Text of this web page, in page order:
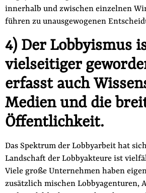
innerhalb und zwischen einzelnen
führen zu unausgewogenen
4) Der Lobbyismus
vielseitiger
erfasst auch
Medien und die
Öffentlichkeit.
Das Spektrum der Lobbyarbeit hat
Landschaft der Lobbyakteure ist
Viele große Unterneh­men haben
zusätzlich mischen Lobbyagentu­ren,